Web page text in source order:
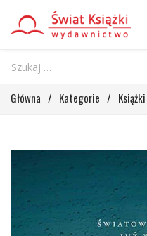
Główna / Kategorie / Książki